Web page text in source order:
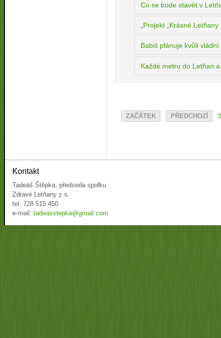
Co se bude stavět v
„Projekt „Krásné
Babiš plánuje kvůli
Každé metro do Letňan
ZAČÁTEK PŘEDCHOZÍ 3
Kontakt
Tadeáš Štěpka, předseda spolku
Zdravé Letňany z.s.
tel: 728 515 450
e-mail: tadeasstepka@gmail.com